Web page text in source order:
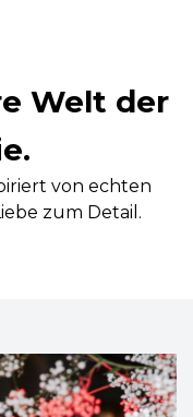
Welt der
von echten
zum Detail.